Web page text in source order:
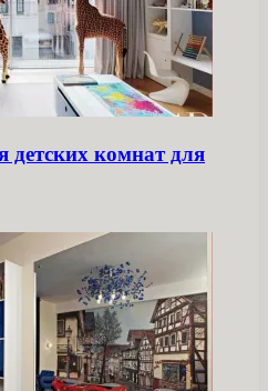
детских комнат для